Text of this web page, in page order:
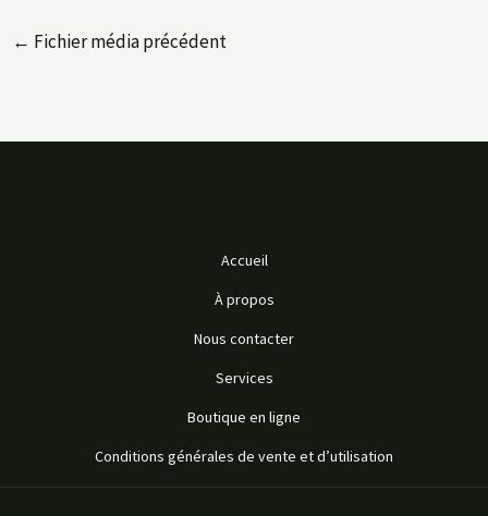
← Fichier média précédent
Accueil
À propos
Nous contacter
Services
Boutique en ligne
Conditions générales de vente et d’utilisation